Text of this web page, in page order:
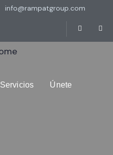
info@rampatgroup.com
Servicios Únete